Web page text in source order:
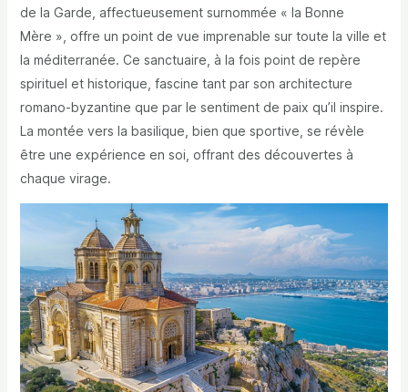
de la Garde, affectueusement surnommée « la Bonne
Mère », offre un point de vue imprenable sur toute la ville et
la méditerranée. Ce sanctuaire, à la fois point de repère
spirituel et historique, fascine tant par son architecture
romano-byzantine que par le sentiment de paix qu’il inspire.
La montée vers la basilique, bien que sportive, se révèle
être une expérience en soi, offrant des découvertes à
chaque virage.